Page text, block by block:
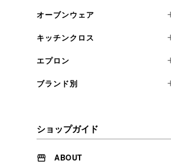
パレットナイフ
ターナー
チーズおろし
オイルサーバー
その他
コースター・ソーサー類
ステンレスプレート
ツールホルダー
トレイ
ウッドボード
オーブンウェア
アルミ
テラコッタ
キッチンクロス
Sサイズ
Lサイズ
エプロン
フルエプロン
ブランド別
イセル
ヴィクリラ
エルアルテ デルオリヴォ
ショップガイド
ABOUT